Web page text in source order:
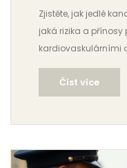
Zjistěte, jak jedlé
jaká rizika a
kardiovaskulárními
dávkovat.
Číst více